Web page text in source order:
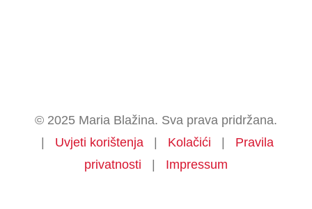
© 2025 Maria Blažina. Sva prava pridržana.
| Uvjeti korištenja | Kolačići | Pravila
privatnosti | Impressum